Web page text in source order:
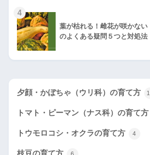
4
葉が枯れる！雌花が咲かない
のよくある疑問５つと対処法
夕顔・かぼちゃ（ウリ科）の育て方
トマト・ピーマン（ナス科）の育て方
トウモロコシ・オクラの育て方 4
枝豆の育て方